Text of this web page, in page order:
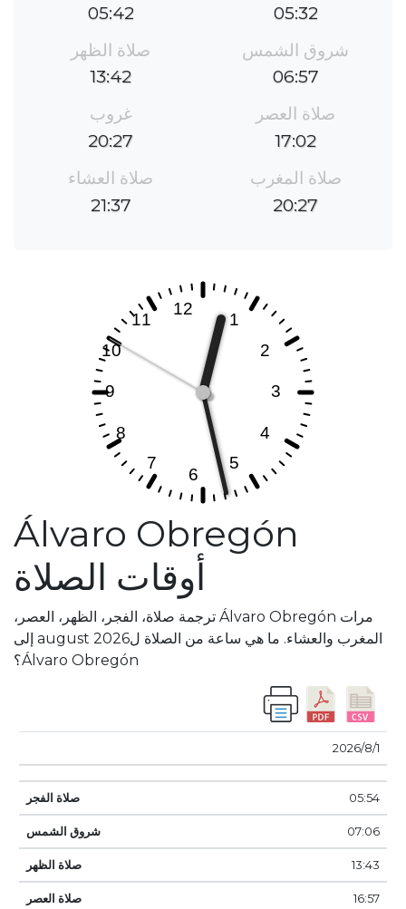
05:32
05:42
شروق الشمس
06:57
صلاة الظهر
13:42
صلاة العصر
17:02
غروب
20:27
صلاة المغرب
20:27
صلاة العشاء
21:37
Álvaro Obregón
أوقات الصلاة
مرات Álvaro Obregón ترجمة صلاة، الفجر، الظهر، العصر،
المغرب والعشاء. ما هي ساعة من الصلاة لaugust 2026 إلى
Álvaro Obregón؟
تاريخ
الفجر
الشمس
الظهر
العصر
غروب
1‏‏/8‏‏/2026
05:54
07:06
13:43
16:57